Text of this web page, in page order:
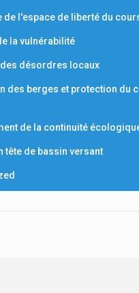
de l'espace de liberté du
la vulnérabilité
désordres locaux
des berges et protection du
de la continuité
tête de bassin versant